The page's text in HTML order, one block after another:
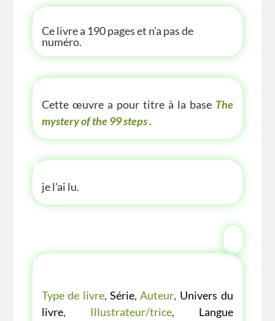
P'TITE INFOS
Ce livre a 190 pages et n'a pas de
numéro.
P'TITE(S) INFOS SUR LE LIVRE
Cette œuvre a pour titre à la base The
mystery of the 99 steps.
P'TITE ANECDOTE
je l'ai lu.
LES P'TITES LISTES DES BIBLIOTHÈQUE
Type de livre, Série, Auteur, Univers du
livre, Illustrateur/trice, Langue